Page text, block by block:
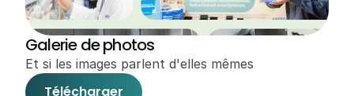
Galerie de photos
Et si les images parlent d'elles mêmes
Télécharger